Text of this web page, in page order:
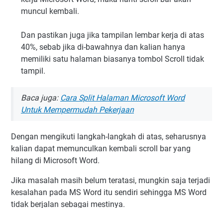
muncul kembali.
Dan pastikan juga jika tampilan lembar kerja di atas
40%, sebab jika di-bawahnya dan kalian hanya
memiliki satu halaman biasanya tombol Scroll tidak
tampil.
Baca juga: Cara Split Halaman Microsoft Word
Untuk Mempermudah Pekerjaan
Dengan mengikuti langkah-langkah di atas, seharusnya
kalian dapat memunculkan kembali scroll bar yang
hilang di Microsoft Word.
Jika masalah masih belum teratasi, mungkin saja terjadi
kesalahan pada MS Word itu sendiri sehingga MS Word
tidak berjalan sebagai mestinya.